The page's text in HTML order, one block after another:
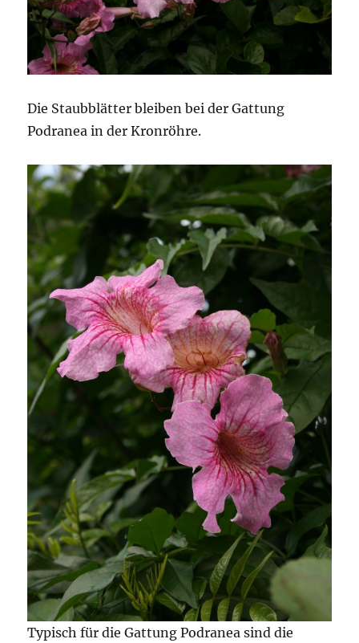
Die Staubblätter bleiben bei der Gattung
Podranea in der Kronröhre.
Typisch für die Gattung Podranea sind die